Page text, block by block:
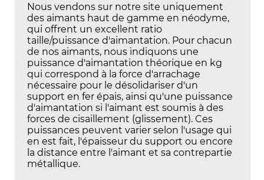
Nous vendons sur notre site uniquement
des aimants haut de gamme en néodyme,
qui offrent un excellent ratio
taille/puissance d'aimantation. Pour chacun
de nos aimants, nous indiquons une
puissance d'aimantation théorique en kg
qui correspond à la force d'arrachage
nécessaire pour le désolidariser d'un
support en fer épais, ainsi qu'une puissance
d'aimantation si l'aimant est soumis à des
forces de cisaillement (glissement). Ces
puissances peuvent varier selon l'usage qui
en est fait, l'épaisseur du support ou encore
la distance entre l'aimant et sa contrepartie
métallique.